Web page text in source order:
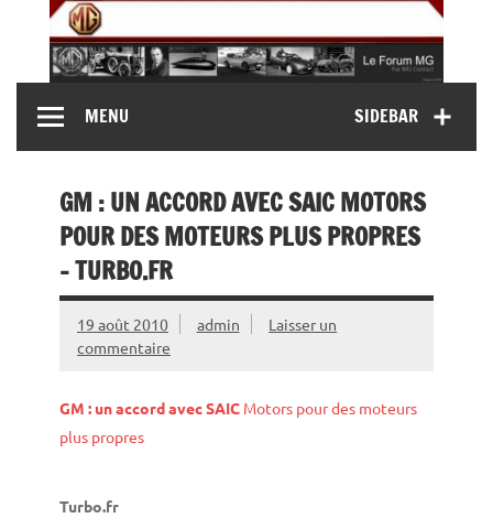
content
MG Contact
MG B, MG F, MG A, Midget…)SIDEBAR
MENU
GM : UN ACCORD AVEC SAIC MOTORS
POUR DES MOTEURS PLUS PROPRES
– TURBO.FR
19 août 2010 admin
Laisser un
commentaire
GM : un accord avecSAIC Motors pour des moteurs
plus propres
Turbo.fr